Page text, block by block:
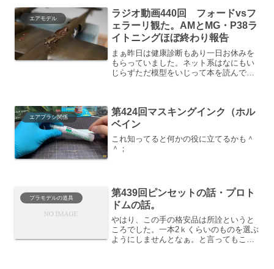
たものです。一応意...
エアモデル
ラジオ動画440回 フォードvsフ
ェラーリ観た。AMとMG・P38ラ
イトニングほぼ終わり報告
まぁ昨日は健康診断もあり一日お休みを
もらっていました。ネット系はなにもい
じらずただ模型をいじって本を読んでい
ィルタリングをかけて24...
エアブラシ関係
第424回マスキングインク（ホル
ベイン
これ知ってると何かの役に立てるかも＾
＾；
プラモデルの道具
第439回ピンセットの話・プロト
ドムの話。
やはり、この手の格安品は所詮というと
ころでした。一本2ｋくらいのものを選ぶ
ようにしませんとなぁ。と言ってもこれ